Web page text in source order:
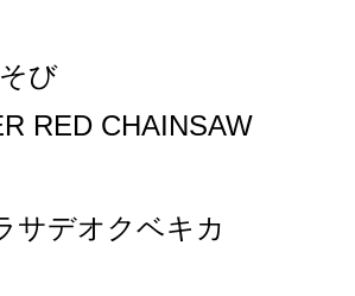
び
RED CHAINSAW
サデオクベキカ